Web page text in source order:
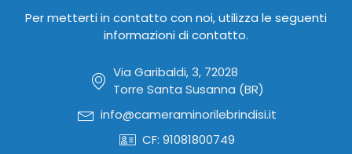
Per metterti in contatto con noi, utilizza le seguenti
informazioni di contatto.
Via Garibaldi, 3, 72028
Torre Santa Susanna (BR)
info@cameraminorilebrindisi.it
CF: 91081800749